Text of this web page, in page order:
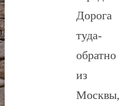
Дорога
туда-
обратно
из
Москвы,